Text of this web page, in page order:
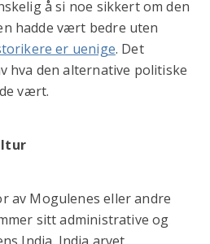
å si noe sikkert om den
hadde vært bedre uten
er uenige. Det
hva den alternative politiske
vært.
av Mogulenes eller andre
sitt administrative og